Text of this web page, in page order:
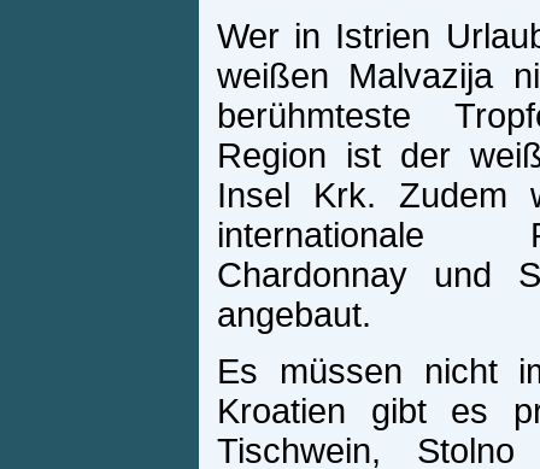
Wer in Istrien
weißen Malvazija
berühmteste
Region ist der
Insel Krk. Zudem
internationale
Chardonnay und
angebaut.
Es müssen nicht
Kroatien gibt es
Tischwein,